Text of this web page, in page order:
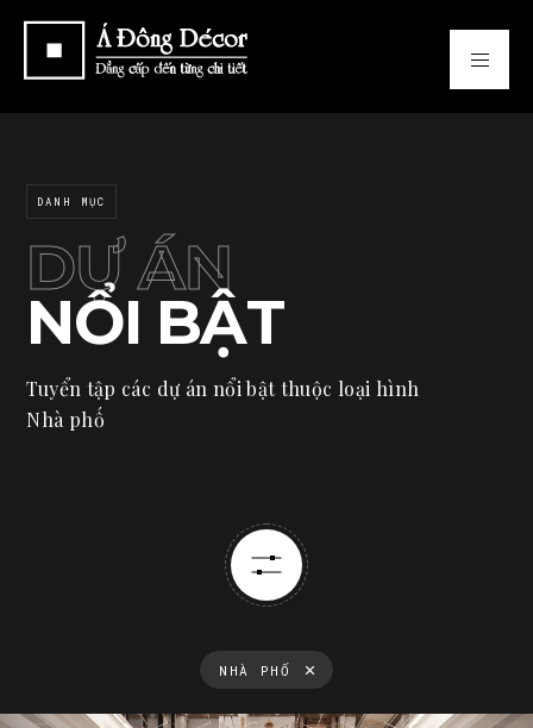
DANH MỤC
DỰ ÁN
NỔI BẬT
Tuyển tập các dự án nổi bật thuộc loại hình
Nhà phố
NHÀ PHỐ